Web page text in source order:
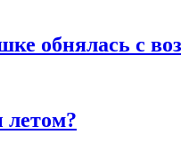
обнялась с